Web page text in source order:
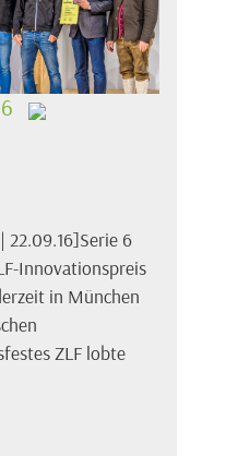
22.09.16]Serie 6
Innovationspreis
in München
ZLF lobte